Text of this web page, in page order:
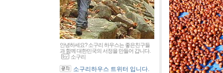
안녕하세요? 소구리 하우스는 좋은친구들
과 함께 대한민국의 서정을 만들어 갑니다.
소구리
소구리하우스 트위터 입니다.